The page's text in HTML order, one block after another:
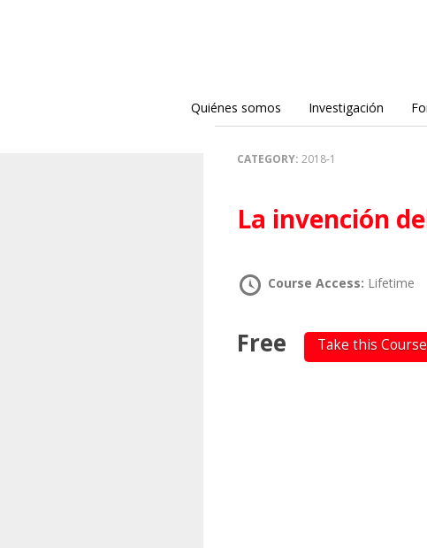
Quiénes somos Investigación
CATEGORY:2018-1
La invención
Course Access: Lifetime
Free Take this Course